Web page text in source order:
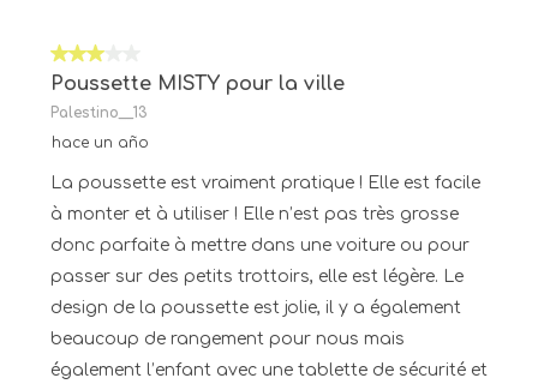
3 de 5 estrellas.
Poussette MISTY pour la ville
Palestino__13
hace un año
La poussette est vraiment pratique ! Elle est facile
à monter et à utiliser ! Elle n’est pas très grosse
donc parfaite à mettre dans une voiture ou pour
passer sur des petits trottoirs, elle est légère. Le
design de la poussette est jolie, il y a également
beaucoup de rangement pour nous mais
également l’enfant avec une tablette de sécurité et